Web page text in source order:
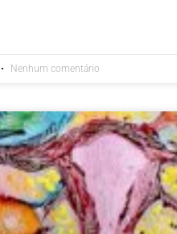
Nenhum comentário